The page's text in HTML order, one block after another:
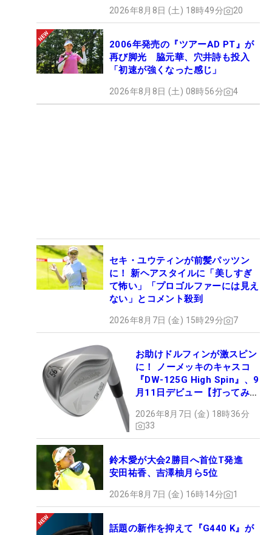
2026年8月8日 (土) 18時49分 20
2006年発売の『ツアーAD PT』が
再び脚光 脇元華、穴井詩も投入
「初速が強くなった感じ」
2026年8月8日 (土) 08時56分 4
セキ・ユウティンが前髪パッツン
に！ 新ヘアスタイルに「美しすぎ
て怖い」「プロゴルファーには見え
ない」とコメント殺到
2026年8月7日 (金) 15時29分 7
お助けドルフィンが激スピン
に！ ノーメッキのキャスコ
『DW-125G High Spin』、9
月11日デビュー【打ってみ
2026年8月7日 (金) 18時36分
33
鈴木愛が大会2勝目へ首位T発進
安田祐香、吉澤柚月ら5位
2026年8月7日 (金) 16時14分 1
話題の新作を抑えて『G440 K』が